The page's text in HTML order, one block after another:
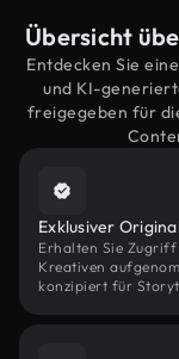
Übersicht
Entdecken Sie
und KI-
freigegeben für
Exklusiver
Erhalten Sie
Kreativen
konzipiert für